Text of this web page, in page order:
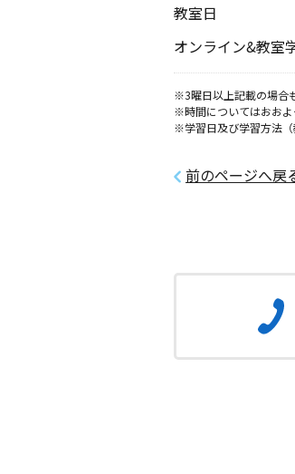
山口県下関市一の
コート東亜２Ｆ
教室日
オンライン&教室
※3曜日以上記載の場合
※時間についてはおおよ
※学習日及び学習方法（
前のページへ戻